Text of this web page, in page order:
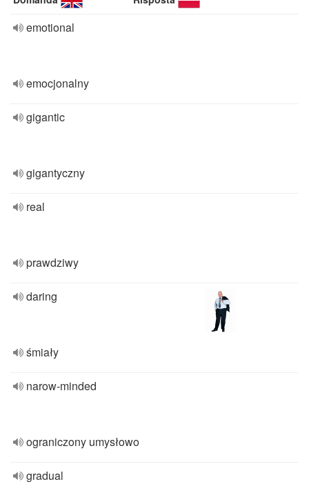
emotional
emocjonalny
gigantic
gigantyczny
real
prawdziwy
daring
śmiały
narow-minded
ograniczony umysłowo
gradual